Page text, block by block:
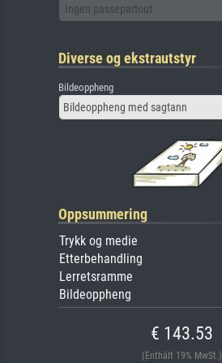
Ingen passepartout
Diverse og ekstrautstyr
Bildeoppheng
Bildeoppheng med sagtann
Oppsummering
Trykk og medie
Etterbehandling
Lerretsramme
Bildeoppheng
€ 143.53
(Enthält 19% MwSt.)